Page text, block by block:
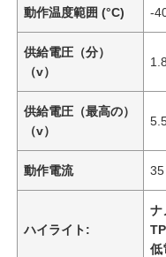
動作温度範囲 (°C) -
供給電圧（分）
（v）
供給電圧（最高の）
（v）
動作電流
ハイライト:
ナ
低